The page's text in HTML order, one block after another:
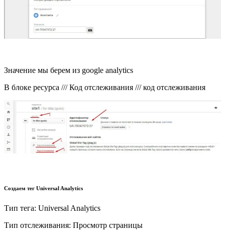
Значение мы берем из google analytics
В блоке ресурса /// Код отслеживания /// код отслеживания
Создаем тег Universal Analytics
Тип тега: Universal Analytics
Тип отслеживания: Просмотр страницы